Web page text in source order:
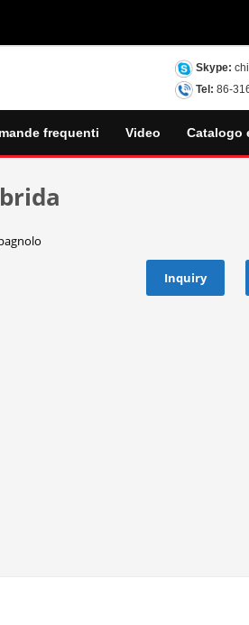
Skype:
Tel: 86-
frequenti Video Catalogo
Inquiry